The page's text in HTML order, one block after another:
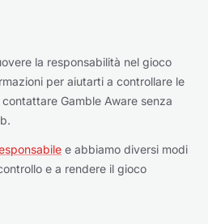
la responsabilità nel gioco
per aiutarti a controllare le
Gamble Aware senza
e abbiamo diversi modi
e a rendere il gioco